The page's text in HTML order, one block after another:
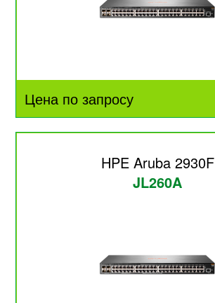
Цена по запросу
HPE Aruba 2930F
JL260A